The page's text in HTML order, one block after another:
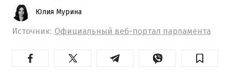
Юлия Мурина
Источник: Официальный веб-портал парламента